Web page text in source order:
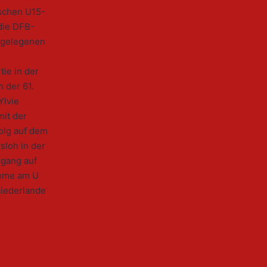
U15-
DFB-
in der
der 61.
der
auf dem
in der
auf
am U